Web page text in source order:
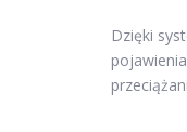
Dzięki